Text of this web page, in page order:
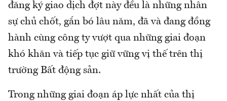
đăng ký giao dịch đợt này đều là những nhân
sự chủ chốt, gắn bó lâu năm, đã và đang đồng
hành cùng công ty vượt qua những giai đoạn
khó khăn và tiếp tục giữ vững vị thế trên thị
trường Bất động sản.
Trong những giai đoạn áp lực nhất của thị